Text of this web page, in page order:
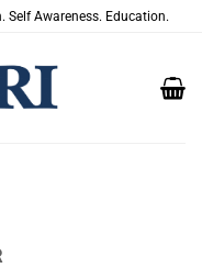
Self Awareness. Education.